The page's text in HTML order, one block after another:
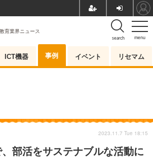
menu
search
教育業界ニュース
ICT機器 事例 イベント リセマム
部活をサステナブルな活動に
2023.11.7 Tue 18:15